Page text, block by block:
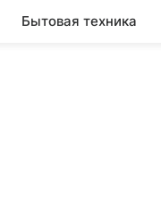
Бытовая техника